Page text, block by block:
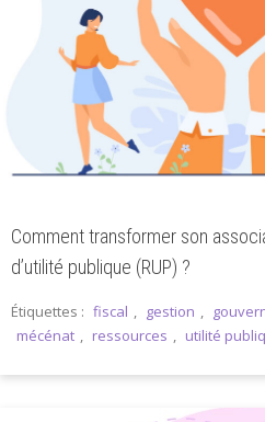
Comment transformer son
d’utilité publique (RUP) ?
Étiquettes : fiscal , gestion ,
mécénat , ressources , utilité